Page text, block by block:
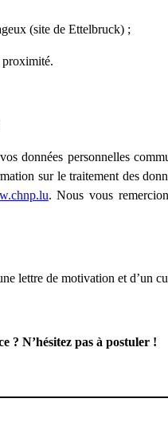
(site de Ettelbruck) ;
proximité.
données personnelles
sur le traitement des
. Nous vous
lettre de motivation et d’un
? N’hésitez pas à postuler !